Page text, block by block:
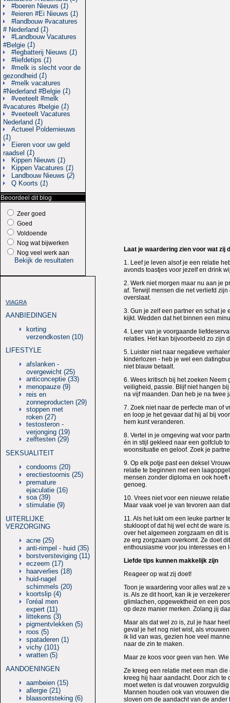
#boeren Nieuws (1)
#eieren #Ei Nieuws (1)
#landbouw #vacatures
# Nederland (1)
#Landbouw Vacatures
#Belgie (1)
#legbatterij Nieuws (1)
#liefdetips (1)
#melk is slecht voor de
gezondheid (1)
#melk vacatures
#Nederland #Belgie (1)
#veeteelt #melk
#vacatures #belgie (1)
#veeteelt Vacatures
Nederland (1)
Actueel Poldernieuws
(1)
Eieren voor uw geld
raadsel (1)
Kippen Nieuws (1)
Kippen Vacatures (1)
Landbouw Nieuws (2)
Q Koorts (1)
Beoordeel dit blog
Zeer goed
Goed
Voldoende
Nog wat bijwerken
Nog veel werk aan
Bekijk de resultaten
VIAGRA
AANBIEDINGEN
korting
verzendkosten (10)
LIFESTYLE
afslanken -
overgewicht (25)
anticonceptie (33)
menopauze (9)
reis en
zonneproducten (29)
stoppen met
roken (27)
testosteron -
verjonging (19)
zelftesten (29)
SEKSUALITEIT
condooms (20)
erectiestoornis (25)
premature
ejaculatie (16)
soa (39)
stimulatie (9)
UITERLIJKE
VERZORGING
acne (25)
anti-rimpel - huid (35)
borstversteviging (11)
eczeem (17)
haarverlies (18)
huid-nagel
schimmels (20)
koortslip (4)
l'oréal men
expert (11)
littekens (3)
pigmentvlekken (5)
roos (5)
spataderen (1)
vichy (101)
wratten (5)
AANDOENINGEN
aambeien (15)
allergie (21)
blaasontsteking (6)
Laat je waardering zien voor wat zij
1. Leef je leven alsof je een relatie
avonds toastjes voor jezelf en drink
2. Werk niet morgen maar nu aan je
af. Terwijl mensen die net verliefd
overslaat.
3. Gun je zelf een partner en schat je
kijkt. Wedden dat het binnen een
4. Leer van je voorgaande
relaties. Het kan bijvoorbeeld zo zijn
5. Luister niet naar negatieve
kinderlozen - heb je wel een
niet blauw betaalt.
6. Wees kritisch bij het zoeken
veiligheid, passie. Blijf niet hangen
na vijf maanden. Dan heb je na twee
7. Zoek niet naar de perfecte man of
en loop je het gevaar dat hij al bij
hem kunt veranderen.
8. Vertel in je omgeving wat voor
én in stijl gekleed naar een golfclub
woonsituatie en geloof. Zoek je
9. Op elk potje past een deksel
relatie te beginnen met een
mensen zonder diploma en ook
genoeg.
10. Vrees niet voor een nieuwe
Maar vaak voel je van tevoren aan
11. Als het lukt om een leuke partner
stukloopt of dat hij wel echt de ware
over het algemeen zorgzaam en dit
ze erg zorgzaam overkomt. Ze doet
enthousiasme voor jou interesses en
Liefde tips kunnen makkelijk zijn
Reageer op wat zij doet!
Toon je waardering voor alles wat ze
is. Als ze dit hoort, kan ik je
glimlachen, opgewektheid en een
op deze manier merken. Zolang jij
Maar als dat wel zo is, zul je haar
geval je het nog niet wist, als
ik lid van was, gezien hoe veel
naar de zin te maken.
Maar ze koos voor geen van hen.
Ze kreeg een relatie met een man
kreeg hij haar aandacht. Door zich
moet weten is dat vrouwen
Mannen houden ook van vrouwen
sloven om de aandacht van de